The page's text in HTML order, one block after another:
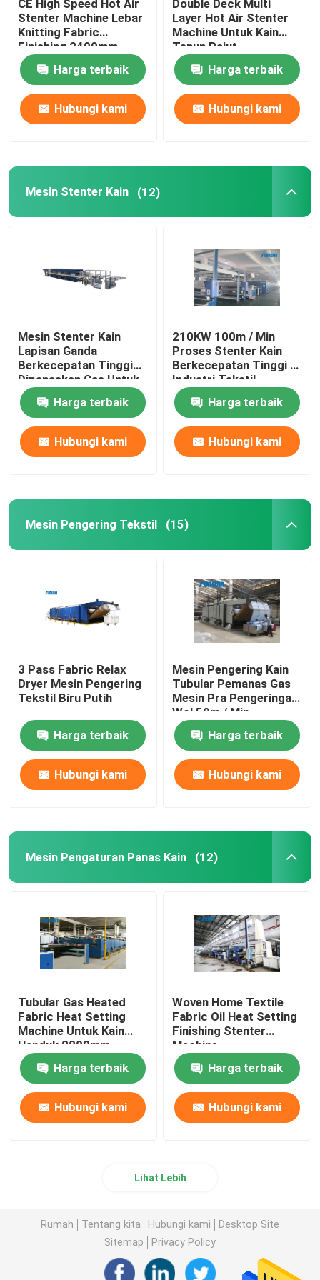
CE High Speed ​​Hot Air
Stenter Machine Lebar
Knitting Fabric
Finishing 2400mm
Harga terbaik
Hubungi kami
Double Deck Multi
Layer Hot Air Stenter
Machine Untuk Kain
Tenun Rajut
Harga terbaik
Hubungi kami
Mesin Stenter Kain (12)
Mesin Stenter Kain
Lapisan Ganda
Berkecepatan Tinggi
Dipanaskan Gas Untuk
Kain Rajut
Harga terbaik
Hubungi kami
210KW 100m / Min
Proses Stenter Kain
Berkecepatan Tinggi Di
Industri Tekstil
2800mm
Harga terbaik
Hubungi kami
Mesin Pengering Tekstil (15)
3 Pass Fabric Relax
Dryer Mesin Pengering
Tekstil Biru Putih
Harga terbaik
Hubungi kami
Mesin Pengering Kain
Tubular Pemanas Gas
Mesin Pra Pengeringan
Wol 50m / Min
Harga terbaik
Hubungi kami
Mesin Pengaturan Panas Kain (12)
Tubular Gas Heated
Fabric Heat Setting
Machine Untuk Kain
Handuk 2200mm
Harga terbaik
Hubungi kami
Woven Home Textile
Fabric Oil Heat Setting
Finishing Stenter
Machine
Harga terbaik
Hubungi kami
Lihat Lebih
Rumah Tentang kita Hubungi kami
Desktop Site
Sitemap
Privacy Policy